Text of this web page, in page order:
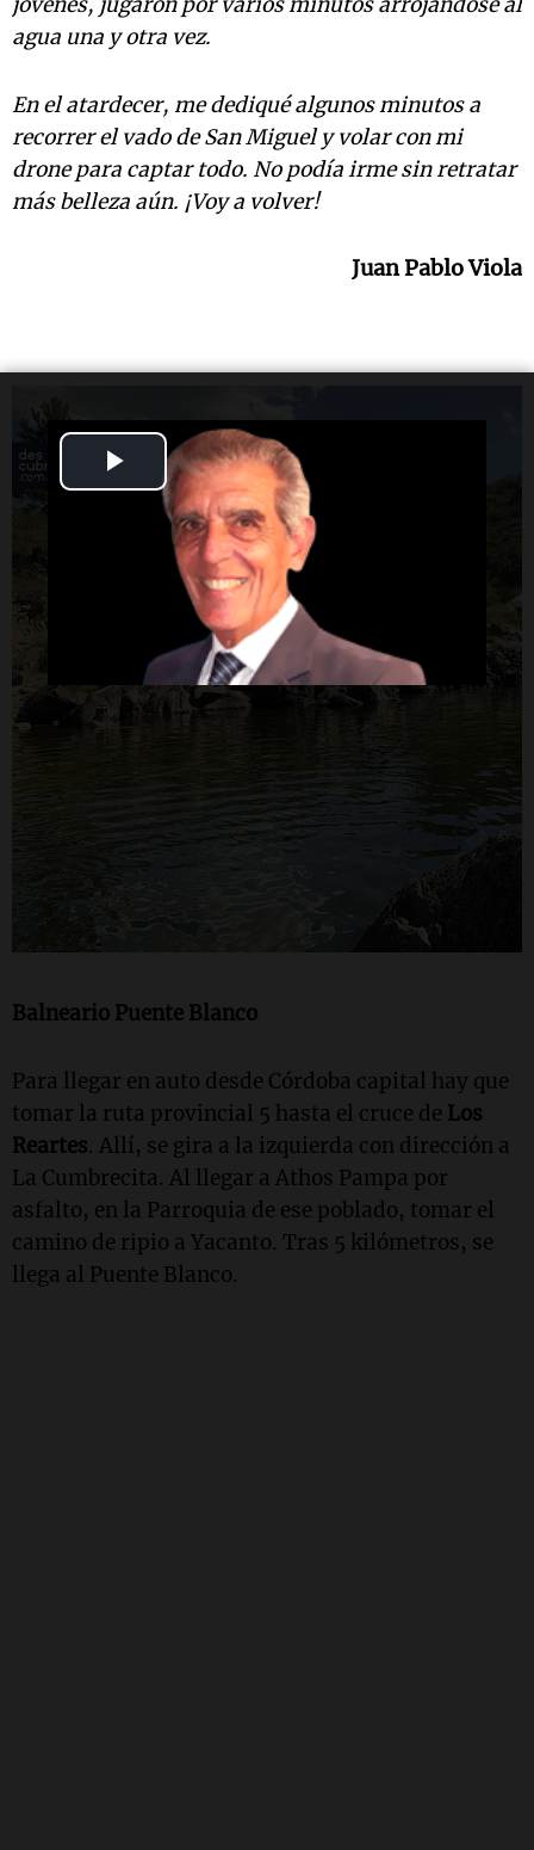
Play
Video
agua una y otra vez.
En el atardecer, me dediqué algunos minutos a
recorrer el vado de San Miguel y volar con mi
drone para captar todo. No podía irme sin retratar
más belleza aún. ¡Voy a volver!
Juan Pablo Viola
Balneario Puente Blanco
Para llegar en auto desde Córdoba capital hay que
tomar la ruta provincial 5 hasta el cruce de Los
Reartes. Allí, se gira a la izquierda con dirección a
La Cumbrecita. Al llegar a Athos Pampa por
asfalto, en la Parroquia de ese poblado, tomar el
camino de ripio a Yacanto. Tras 5 kilómetros, se
llega al Puente Blanco.